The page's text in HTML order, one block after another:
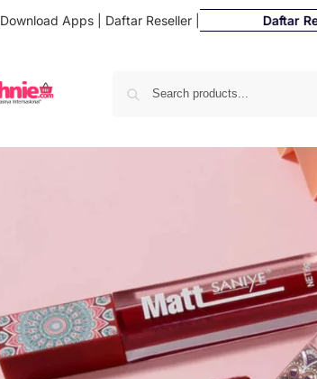
Download Apps Daftar Reseller Daftar